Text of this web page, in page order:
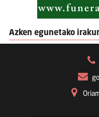
Azken egunetako